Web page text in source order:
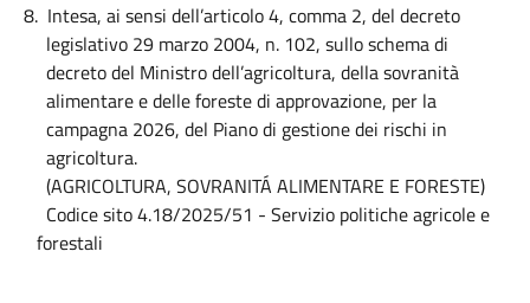
8. Intesa, ai sensi dell’articolo 4, comma 2, del decreto
legislativo 29 marzo 2004, n. 102, sullo schema di
decreto del Ministro dell’agricoltura, della sovranità
alimentare e delle foreste di approvazione, per la
campagna 2026, del Piano di gestione dei rischi in
agricoltura.
(AGRICOLTURA, SOVRANITÁ ALIMENTARE E FORESTE)
Codice sito 4.18/2025/51 - Servizio politiche agricole e
forestali